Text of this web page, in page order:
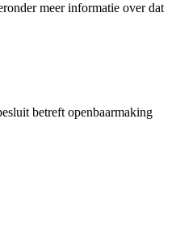
meer informatie over dat
betreft openbaarmaking